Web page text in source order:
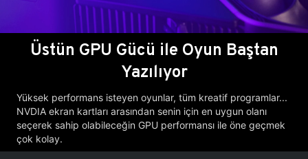
Üstün GPU Gücü ile Oyun Baştan
Yazılıyor
Yüksek performans isteyen oyunlar, tüm kreatif programlar...
NVDIA ekran kartları arasından senin için en uygun olanı
seçerek sahip olabileceğin GPU performansı ile öne geçmek
çok kolay.